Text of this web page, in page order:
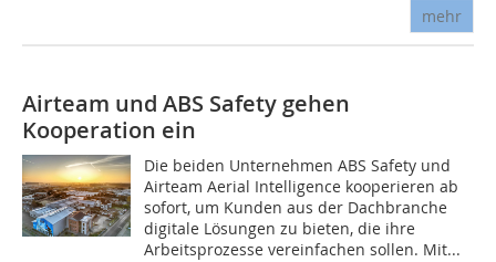
mehr
Airteam und ABS Safety gehen
Kooperation ein
Die beiden Unternehmen ABS Safety und
Airteam Aerial Intelligence kooperieren ab
sofort, um Kunden aus der Dachbranche
digitale Lösungen zu bieten, die ihre
Arbeitsprozesse vereinfachen sollen. Mit...